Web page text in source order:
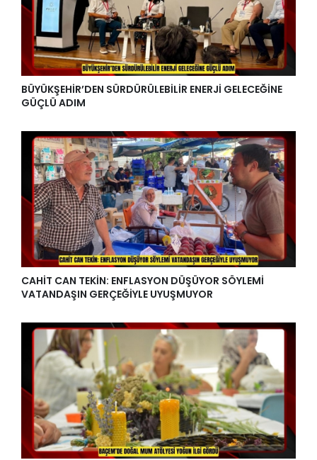
BÜYÜKŞEHİR’DEN SÜRDÜRÜLEBİLİR ENERJİ GELECEĞİNE
GÜÇLÜ ADIM
CAHİT CAN TEKİN: ENFLASYON DÜŞÜYOR SÖYLEMİ
VATANDAŞIN GERÇEĞİYLE UYUŞMUYOR